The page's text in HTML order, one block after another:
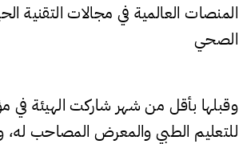
المنصات العالمية في مجالات التقنية
الصحي
وقبلها بأقل من شهر شاركت الهيئة في
للتعليم الطبي والمعرض المصاحب له،